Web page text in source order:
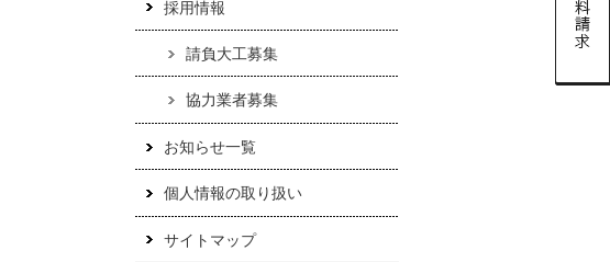
採用情報
請負大工募集
協力業者募集
お知らせ一覧
個人情報の取り扱い
サイトマップ